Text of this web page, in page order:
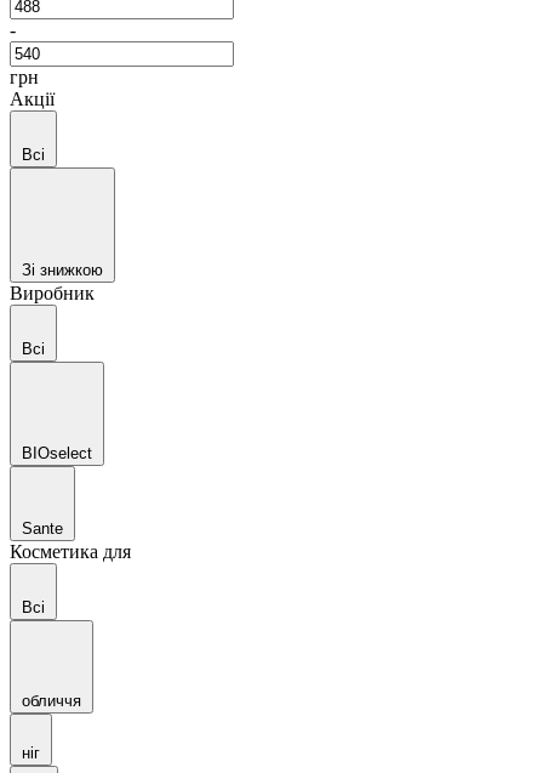
-
грн
Акції
Всі
Зі знижкою
Виробник
Всі
BIOselect
Sante
Косметика для
Всі
обличчя
ніг